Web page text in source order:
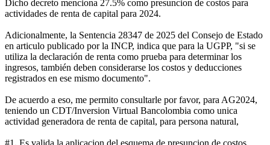
Dicho decreto menciona 27.5% como presuncion de costos para
actividades de renta de capital para 2024.
Adicionalmente, la Sentencia 28347 de 2025 del Consejo de Estado
en articulo publicado por la INCP, indica que para la UGPP, "si se
utiliza la declaración de renta como prueba para determinar los
ingresos, también deben considerarse los costos y deducciones
registrados en ese mismo documento".
De acuerdo a eso, me permito consultarle por favor, para AG2024,
teniendo un CDT/Inversion Virtual Bancolombia como unica
actividad generadora de renta de capital, para persona natural,
#1. Es valida la aplicacion del esquema de presuncion de costos